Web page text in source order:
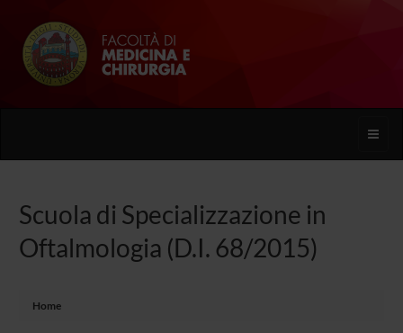
Toggle
Scuola di Specializzazione in
Oftalmologia (D.I. 68/2015)
Home